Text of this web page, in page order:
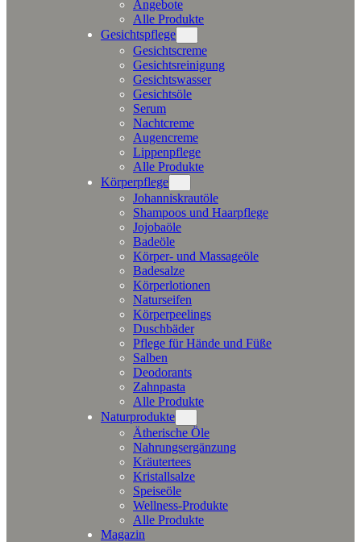
Angebote
Alle Produkte
Gesichtspflege
Gesichtscreme
Gesichtsreinigung
Gesichtswasser
Gesichtsöle
Serum
Nachtcreme
Augencreme
Lippenpflege
Alle Produkte
Körperpflege
Johanniskrautöle
Shampoos und Haarpflege
Jojobaöle
Badeöle
Körper- und Massageöle
Badesalze
Körperlotionen
Naturseifen
Körperpeelings
Duschbäder
Pflege für Hände und Füße
Salben
Deodorants
Zahnpasta
Alle Produkte
Naturprodukte
Ätherische Öle
Nahrungsergänzung
Kräutertees
Kristallsalze
Speiseöle
Wellness-Produkte
Alle Produkte
Magazin